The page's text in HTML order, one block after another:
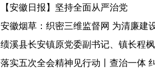
【安徽日报】坚持全面从严治党
安徽烟草：织密三维监督网 为清廉建